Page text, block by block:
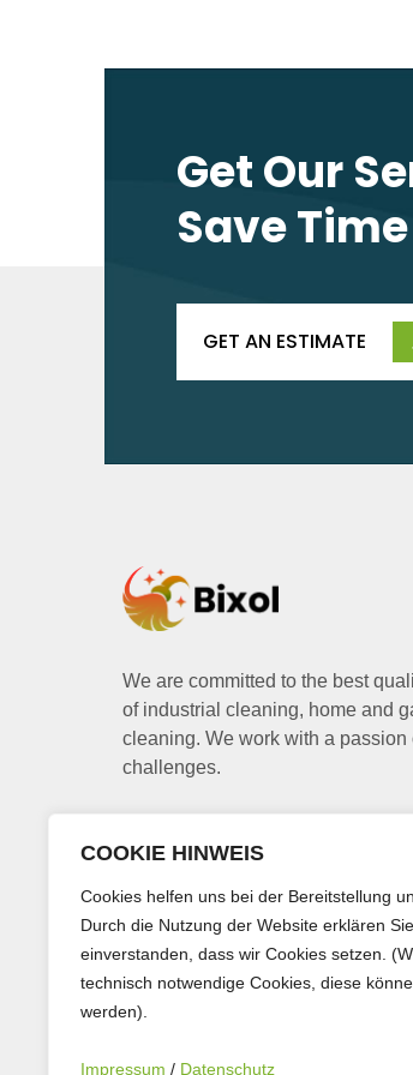
COOKIE HINWEIS
Cookies helfen uns bei der Bereitstellung
Durch die Nutzung der Website erklären
einverstanden, dass wir Cookies setzen.
technisch notwendige Cookies, diese
werden).
Impressum / Datenschutz
Get Our
Save
GET AN ESTIMATE
We are committed to the best
of industrial cleaning, home and
cleaning. We work with a passion
challenges.